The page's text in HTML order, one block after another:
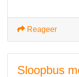
Reageer
Sloopbus